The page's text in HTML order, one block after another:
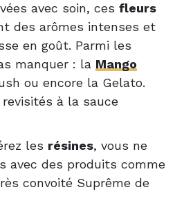
avec soin, ces fleurs
des arômes intenses et
en goût. Parmi les
manquer : la Mango
ou encore la Gelato.
à la sauce
les résines, vous ne
avec des produits comme
convoité Suprême de